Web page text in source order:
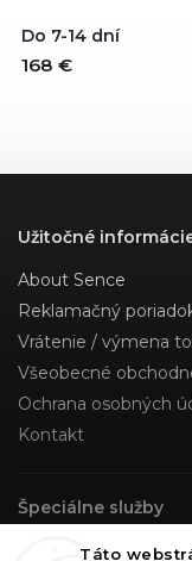
Táto
Do 7-14 dní
168 €
Užitočné
About Sence
Reklamačný
Vrátenie / výmena
Všeobecné
Ochrana osobných
Kontakt
Špeciálne služby
Custom Made